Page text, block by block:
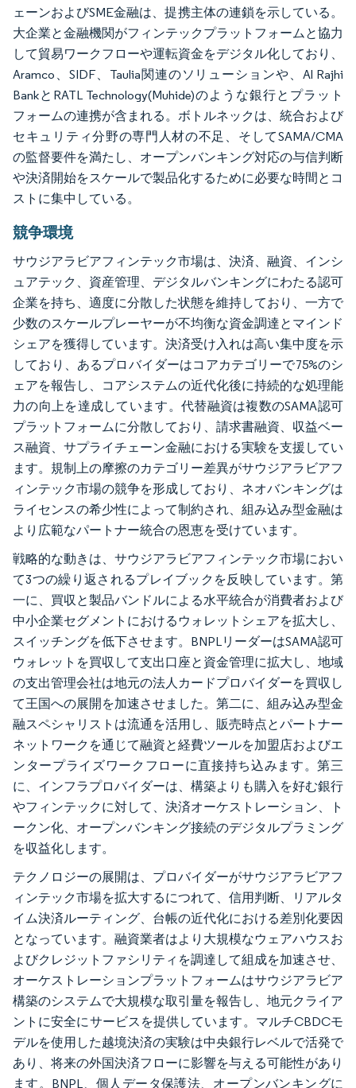
ェーンおよびSME金融は、提携主体の連鎖を示している。
大企業と金融機関がフィンテックプラットフォームと協力
して貿易ワークフローや運転資金をデジタル化しており、
Aramco、SIDF、Taulia関連のソリューションや、Al Rajhi
BankとRATL Technology(Muhide)のような銀行とプラット
フォームの連携が含まれる。ボトルネックは、統合および
セキュリティ分野の専門人材の不足、そしてSAMA/CMA
の監督要件を満たし、オープンバンキング対応の与信判断
や決済開始をスケールで製品化するために必要な時間とコ
ストに集中している。
競争環境
サウジアラビアフィンテック市場は、決済、融資、インシ
ュアテック、資産管理、デジタルバンキングにわたる認可
企業を持ち、適度に分散した状態を維持しており、一方で
少数のスケールプレーヤーが不均衡な資金調達とマインド
シェアを獲得しています。決済受け入れは高い集中度を示
しており、あるプロバイダーはコアカテゴリーで75%のシ
ェアを報告し、コアシステムの近代化後に持続的な処理能
力の向上を達成しています。代替融資は複数のSAMA認可
プラットフォームに分散しており、請求書融資、収益ベー
ス融資、サプライチェーン金融における実験を支援してい
ます。規制上の摩擦のカテゴリー差異がサウジアラビアフ
ィンテック市場の競争を形成しており、ネオバンキングは
ライセンスの希少性によって制約され、組み込み型金融は
より広範なパートナー統合の恩恵を受けています。
戦略的な動きは、サウジアラビアフィンテック市場におい
て3つの繰り返されるプレイブックを反映しています。第
一に、買収と製品バンドルによる水平統合が消費者および
中小企業セグメントにおけるウォレットシェアを拡大し、
スイッチングを低下させます。BNPLリーダーはSAMA認可
ウォレットを買収して支出口座と資金管理に拡大し、地域
の支出管理会社は地元の法人カードプロバイダーを買収し
て王国への展開を加速させました。第二に、組み込み型金
融スペシャリストは流通を活用し、販売時点とパートナー
ネットワークを通じて融資と経費ツールを加盟店およびエ
ンタープライズワークフローに直接持ち込みます。第三
に、インフラプロバイダーは、構築よりも購入を好む銀行
やフィンテックに対して、決済オーケストレーション、ト
ークン化、オープンバンキング接続のデジタルプラミング
を収益化します。
テクノロジーの展開は、プロバイダーがサウジアラビアフ
ィンテック市場を拡大するにつれて、信用判断、リアルタ
イム決済ルーティング、台帳の近代化における差別化要因
となっています。融資業者はより大規模なウェアハウスお
よびクレジットファシリティを調達して組成を加速させ、
オーケストレーションプラットフォームはサウジアラビア
構築のシステムで大規模な取引量を報告し、地元クライア
ントに安全にサービスを提供しています。マルチCBDCモ
デルを使用した越境決済の実験は中央銀行レベルで活発で
あり、将来の外国決済フローに影響を与える可能性があり
ます。BNPL、個人データ保護法、オープンバンキングに